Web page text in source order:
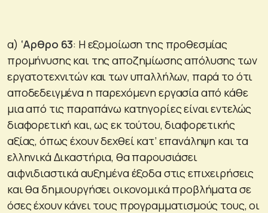
α) ‘Αρθρο 63: Η εξομοίωση της προθεσμίας
προμήνυσης και της αποζημίωσης απόλυσης των
εργατοτεχνιτών και των υπαλλήλων, παρά το ότι
αποδεδειγμένα η παρεχόμενη εργασία από κάθε
μια από τις παραπάνω κατηγορίες είναι εντελώς
διαφορετική και, ως εκ τούτου, διαφορετικής
αξίας, όπως έχουν δεχθεί κατ’ επανάληψη και τα
ελληνικά Δικαστήρια, θα παρουσιάσει
αιφνιδιαστικά αυξημένα έξοδα στις επιχειρήσεις
και θα δημιουργήσει οικονομικά προβλήματα σε
όσες έχουν κάνει τους προγραμματισμούς τους, οι